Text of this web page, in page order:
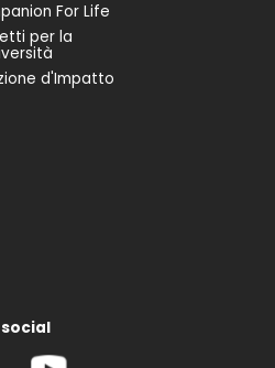
For Life
per la
d'Impatto
social